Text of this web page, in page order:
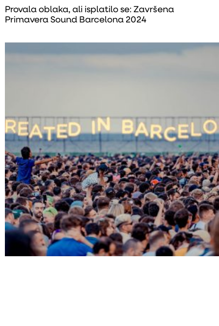
Provala oblaka, ali isplatilo se: Završena
Primavera Sound Barcelona 2024